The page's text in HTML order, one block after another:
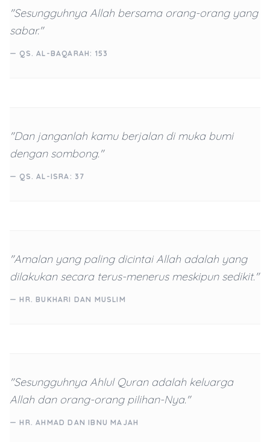
"Sesungguhnya Allah bersama orang-orang yang
sabar."
— QS. AL-BAQARAH: 153
"Dan janganlah kamu berjalan di muka bumi
dengan sombong."
— QS. AL-ISRA: 37
"Amalan yang paling dicintai Allah adalah yang
dilakukan secara terus-menerus meskipun sedikit."
— HR. BUKHARI DAN MUSLIM
"Sesungguhnya Ahlul Quran adalah keluarga
Allah dan orang-orang pilihan-Nya."
— HR. AHMAD DAN IBNU MAJAH